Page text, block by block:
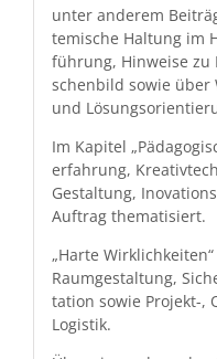
unter anderem
temis­che Hal­tung im
führung, Hin­weise
schen­bild sowie über
und
Im Kapi­tel
erfahrung,
Gestal­tung,
Auf­trag thematisiert.
„Harte
Raumgestal­tung,
ta­tion sowie Pro­jekt-,
Logistik.